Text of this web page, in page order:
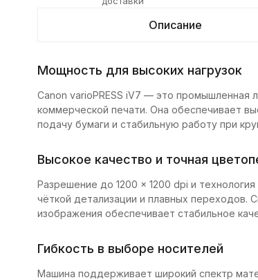
Описание
Мощность для высоких нагрузок
Canon varioPRESS iV7 — это промышленная
коммерческой печати. Она обеспечивает
подачу бумаги и стабильную работу при
Высокое качество и точная
Разрешение до 1200 × 1200 dpi и
чёткой детализации и плавных переходов.
изображения обеспечивает стабильное
Гибкость в выборе носителей
Машина поддерживает широкий спектр